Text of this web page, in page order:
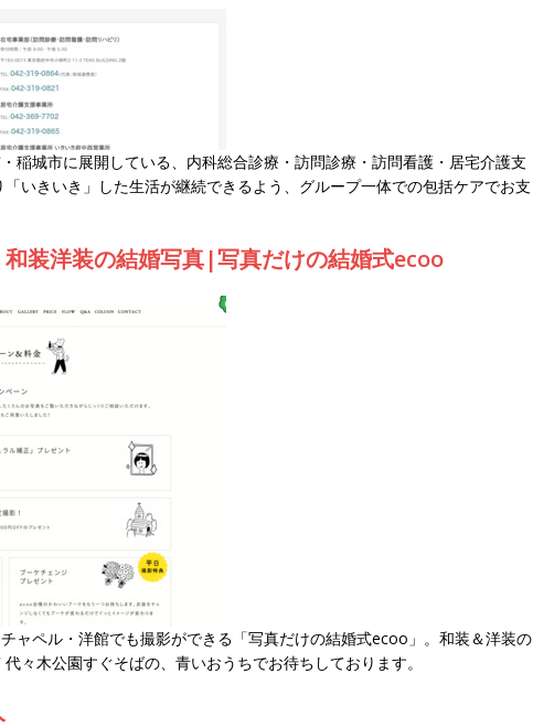
稲城市に展開している、内科総合診療・訪問診療・訪問看護・居宅介護支
いきいき」した生活が継続できるよう、グループ一体での包括ケアでお支
装洋装の結婚写真|写真だけの結婚式ecoo
ャペル・洋館でも撮影ができる「写真だけの結婚式ecoo」。和装＆洋装の
々木公園すぐそばの、青いおうちでお待ちしております。